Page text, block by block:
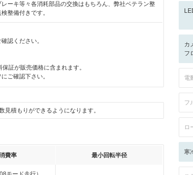
ーキ等々各消耗部品の交換はもちろん、弊社ベテラン整
整備付きです。
認ください。
証が販売価格に含まれます。
ご確認下さい。
見積もりができるようになります。
費率 最小回転半径
カ
フ
電
フ
ロ
寒